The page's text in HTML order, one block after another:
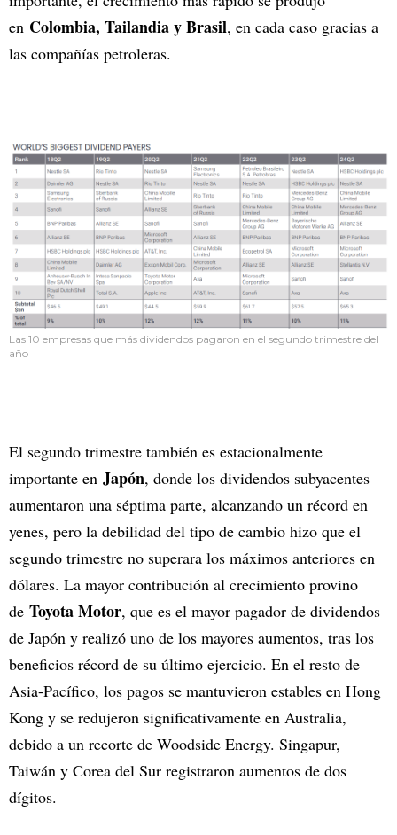
en Colombia, Tailandia y Brasil, en cada caso gracias a
las compañías petroleras.
Las 10 empresas que más dividendos pagaron en el segundo trimestre del
año
El segundo trimestre también es estacionalmente
importante en Japón, donde los dividendos subyacentes
aumentaron una séptima parte, alcanzando un récord en
yenes, pero la debilidad del tipo de cambio hizo que el
segundo trimestre no superara los máximos anteriores en
dólares. La mayor contribución al crecimiento provino
de Toyota Motor, que es el mayor pagador de dividendos
de Japón y realizó uno de los mayores aumentos, tras los
beneficios récord de su último ejercicio. En el resto de
Asia-Pacífico, los pagos se mantuvieron estables en Hong
Kong y se redujeron significativamente en Australia,
debido a un recorte de Woodside Energy. Singapur,
Taiwán y Corea del Sur registraron aumentos de dos
dígitos.